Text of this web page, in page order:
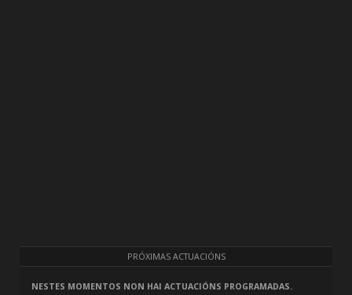
PRÓXIMAS ACTUACIÓNS
NESTES MOMENTOS NON HAI ACTUACIÓNS PROGRAMADAS.